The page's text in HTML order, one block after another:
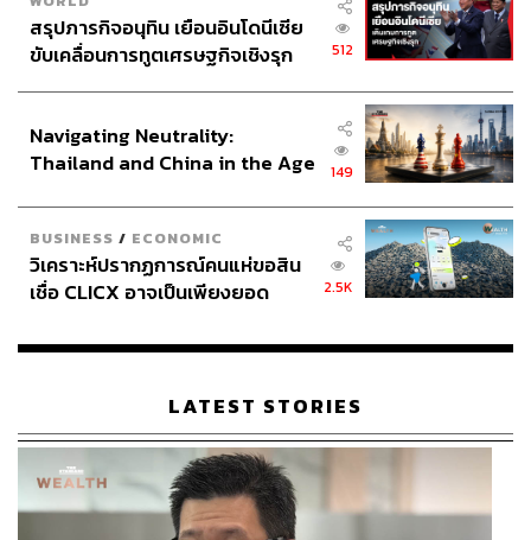
TAGS:
การชุมนุมทางการเมือง
สุนัย ผาสุก
นักโทษทางการเมือง
นักกิจกรรมทางการเมือง
สรุปภารกิจอนุทิน เยือนอินโดนีเซีย
ขับเคลื่อนการทูตเศรษฐกิจเชิงรุก
512
Navigating Neutrality:
Thailand and China in the Age
149
BUSINESS / ECONOMIC
วิเคราะห์ปรากฏการณ์คนแห่ขอสิน
เชื่อ CLICX อาจเป็นเพียงยอด
เรือนไทยที่ถูกซุกไว้
2.5K
LATEST STORIES